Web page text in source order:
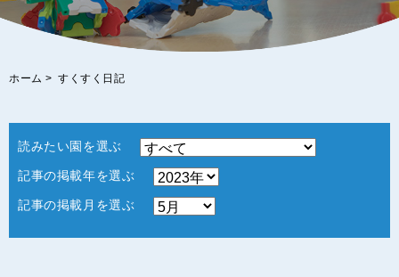
ホーム > すくすく日記
読みたい園を選ぶ
記事の掲載年を選ぶ
記事の掲載月を選ぶ